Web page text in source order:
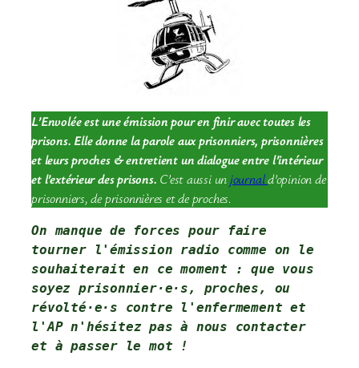
L’Envolée est une émission pour en finir avec toutes les
prisons. Elle donne la parole aux prisonniers, prisonnières
et leurs proches & entretient un dialogue entre l’intérieur
et l’extérieur des prisons. C’est aussi unjournald’opinion de
prisonniers, de prisonnières et de proches.
On manque de forces pour faire
tourner l'émission radio comme on le
souhaiterait en ce moment : que vous
soyez prisonnier·e·s, proches, ou
révolté·e·s contre l'enfermement et
l'AP n'hésitez pas à nous contacter
et à passer le mot !